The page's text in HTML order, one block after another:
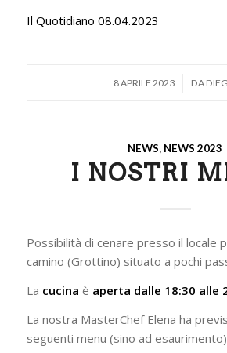
Il Quotidiano 08.04.2023
8 APRILE 2023
/ DA
NEWS, NEWS 2023
I NOSTRI
Possibilità di cenare presso il locale
camino (Grottino) situato a pochi
La cucina è aperta dalle 18:30 alle
La nostra MasterChef Elena ha
seguenti menu (sino ad